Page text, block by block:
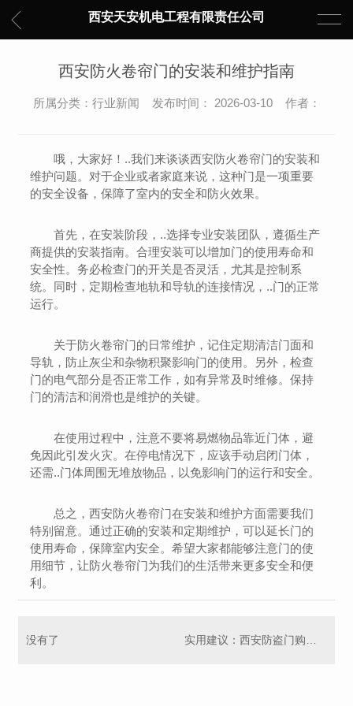
西安天安机电工程有限责任公司
西安防火卷帘门的安装和维护指南
所属分类：行业新闻 发布时间： 2026-03-10 作者：
哦，大家好！..我们来谈谈西安防火卷帘门的安装和
维护问题。对于企业或者家庭来说，这种门是一项重要
的安全设备，保障了室内的安全和防火效果。
首先，在安装阶段，..选择专业安装团队，遵循生产
商提供的安装指南。合理安装可以增加门的使用寿命和
安全性。务必检查门的开关是否灵活，尤其是控制系
统。同时，定期检查地轨和导轨的连接情况，..门的正常
运行。
关于防火卷帘门的日常维护，记住定期清洁门面和
导轨，防止灰尘和杂物积聚影响门的使用。另外，检查
门的电气部分是否正常工作，如有异常及时维修。保持
门的清洁和润滑也是维护的关键。
在使用过程中，注意不要将易燃物品靠近门体，避
免因此引发火灾。在停电情况下，应该手动启闭门体，
还需..门体周围无堆放物品，以免影响门的运行和安全。
总之，西安防火卷帘门在安装和维护方面需要我们
特别留意。通过正确的安装和定期维护，可以延长门的
使用寿命，保障室内安全。希望大家都能够注意门的使
用细节，让防火卷帘门为我们的生活带来更多安全和便
利。
没有了